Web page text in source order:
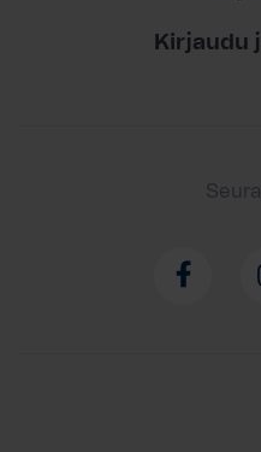
Kirjaudu